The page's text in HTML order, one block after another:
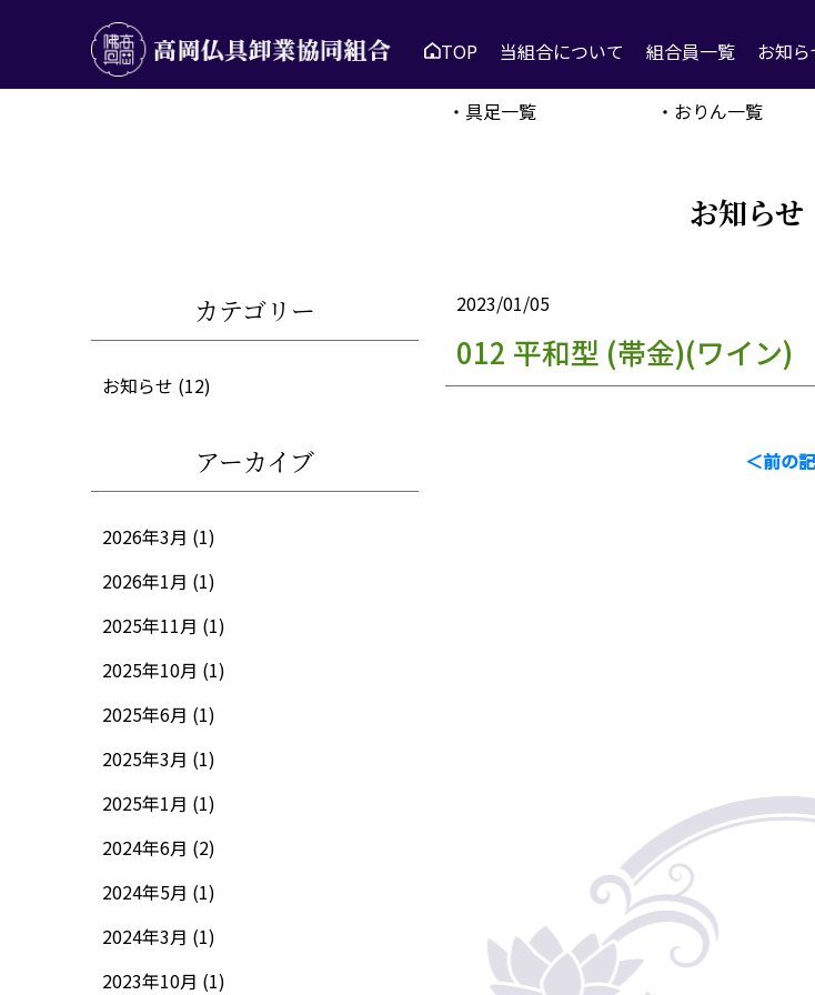
TOP 当組合について 組合員一覧 お知ら
・具足一覧 ・おりん一覧
お知らせ
カテゴリー
お知らせ (12)
アーカイブ
2026年3月 (1)
2026年1月 (1)
2025年11月 (1)
2025年10月 (1)
2025年6月 (1)
2025年3月 (1)
2025年1月 (1)
2024年6月 (2)
2024年5月 (1)
2024年3月 (1)
2023年10月 (1)
2023/01/05
012 平和型 (帯金)(ワイン)
＜前の